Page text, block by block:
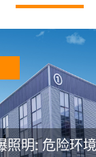
照明: 危险环